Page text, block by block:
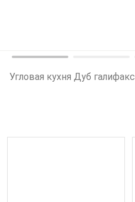
Угловая кухня Дуб галифакс